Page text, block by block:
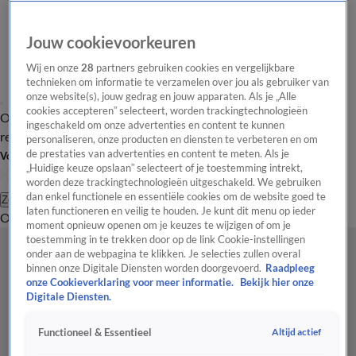
Overzicht Laatste nieuws Regionieuws Het beste van Hart
Tip de
redactie
Volg Hart van Nederland
Zoeken
OverzichtRegioUitzendingenWeerTip de redactiePanelVideo's
Jouw cookievoorkeuren
Wij en onze28 partners gebruiken cookies en vergelijkbare
technieken om informatie te verzamelen over jou als gebruiker van
onze website(s), jouw gedrag en jouw apparaten. Als je „Alle
cookies accepteren” selecteert, worden trackingtechnologieën
ingeschakeld om onze advertenties en content te kunnen
personaliseren, onze producten en diensten te verbeteren en om
de prestaties van advertenties en content te meten. Als je
„Huidige keuze opslaan” selecteert of je toestemming intrekt,
worden deze trackingtechnologieën uitgeschakeld. We gebruiken
dan enkel functionele en essentiële cookies om de website goed te
laten functioneren en veilig te houden. Je kunt dit menu op ieder
moment opnieuw openen om je keuzes te wijzigen of om je
toestemming in te trekken door op de link Cookie-instellingen
onder aan de webpagina te klikken. Je selecties zullen overal
binnen onze Digitale Diensten worden doorgevoerd. Raadpleeg
onze Cookieverklaring voor meer informatie.
Bekijk hier onze
Digitale Diensten.
Functioneel & Essentieel Altijd actief